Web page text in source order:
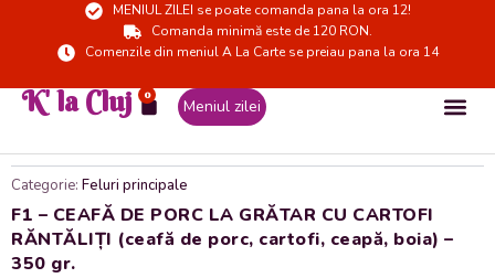
MENIUL ZILEI se poate comanda pana la ora 12!
Comanda minimă este de 120 RON.
Comenzile din meniul A La Carte se preiau pana la ora 14
K' la Cluj 0
Cart Meniul zilei
Categorie: Feluri principale
F1 – CEAFĂ DE PORC LA GRĂTAR CU CARTOFI
RĂNTĂLIȚI (ceafă de porc, cartofi, ceapă, boia) –
350 gr.